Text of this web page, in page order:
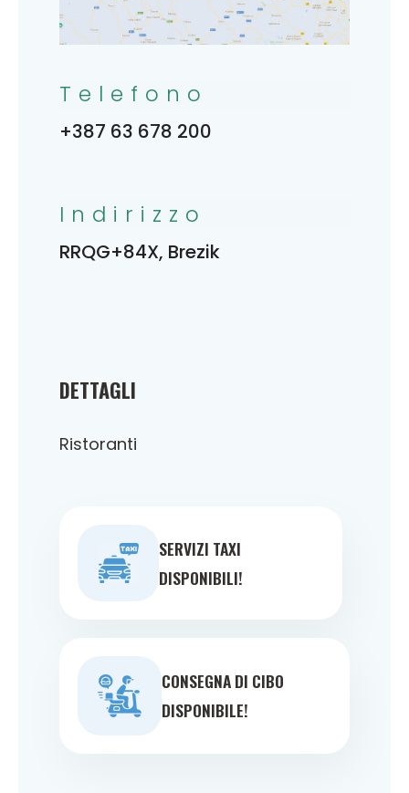
DETTAGLI
Ristoranti
SERVIZI TAXI
DISPONIBILI!
CONSEGNA DI CIBO
DISPONIBILE!
Telefono
+387 63 678 200
Indirizzo
RRQG+84X, Brezik